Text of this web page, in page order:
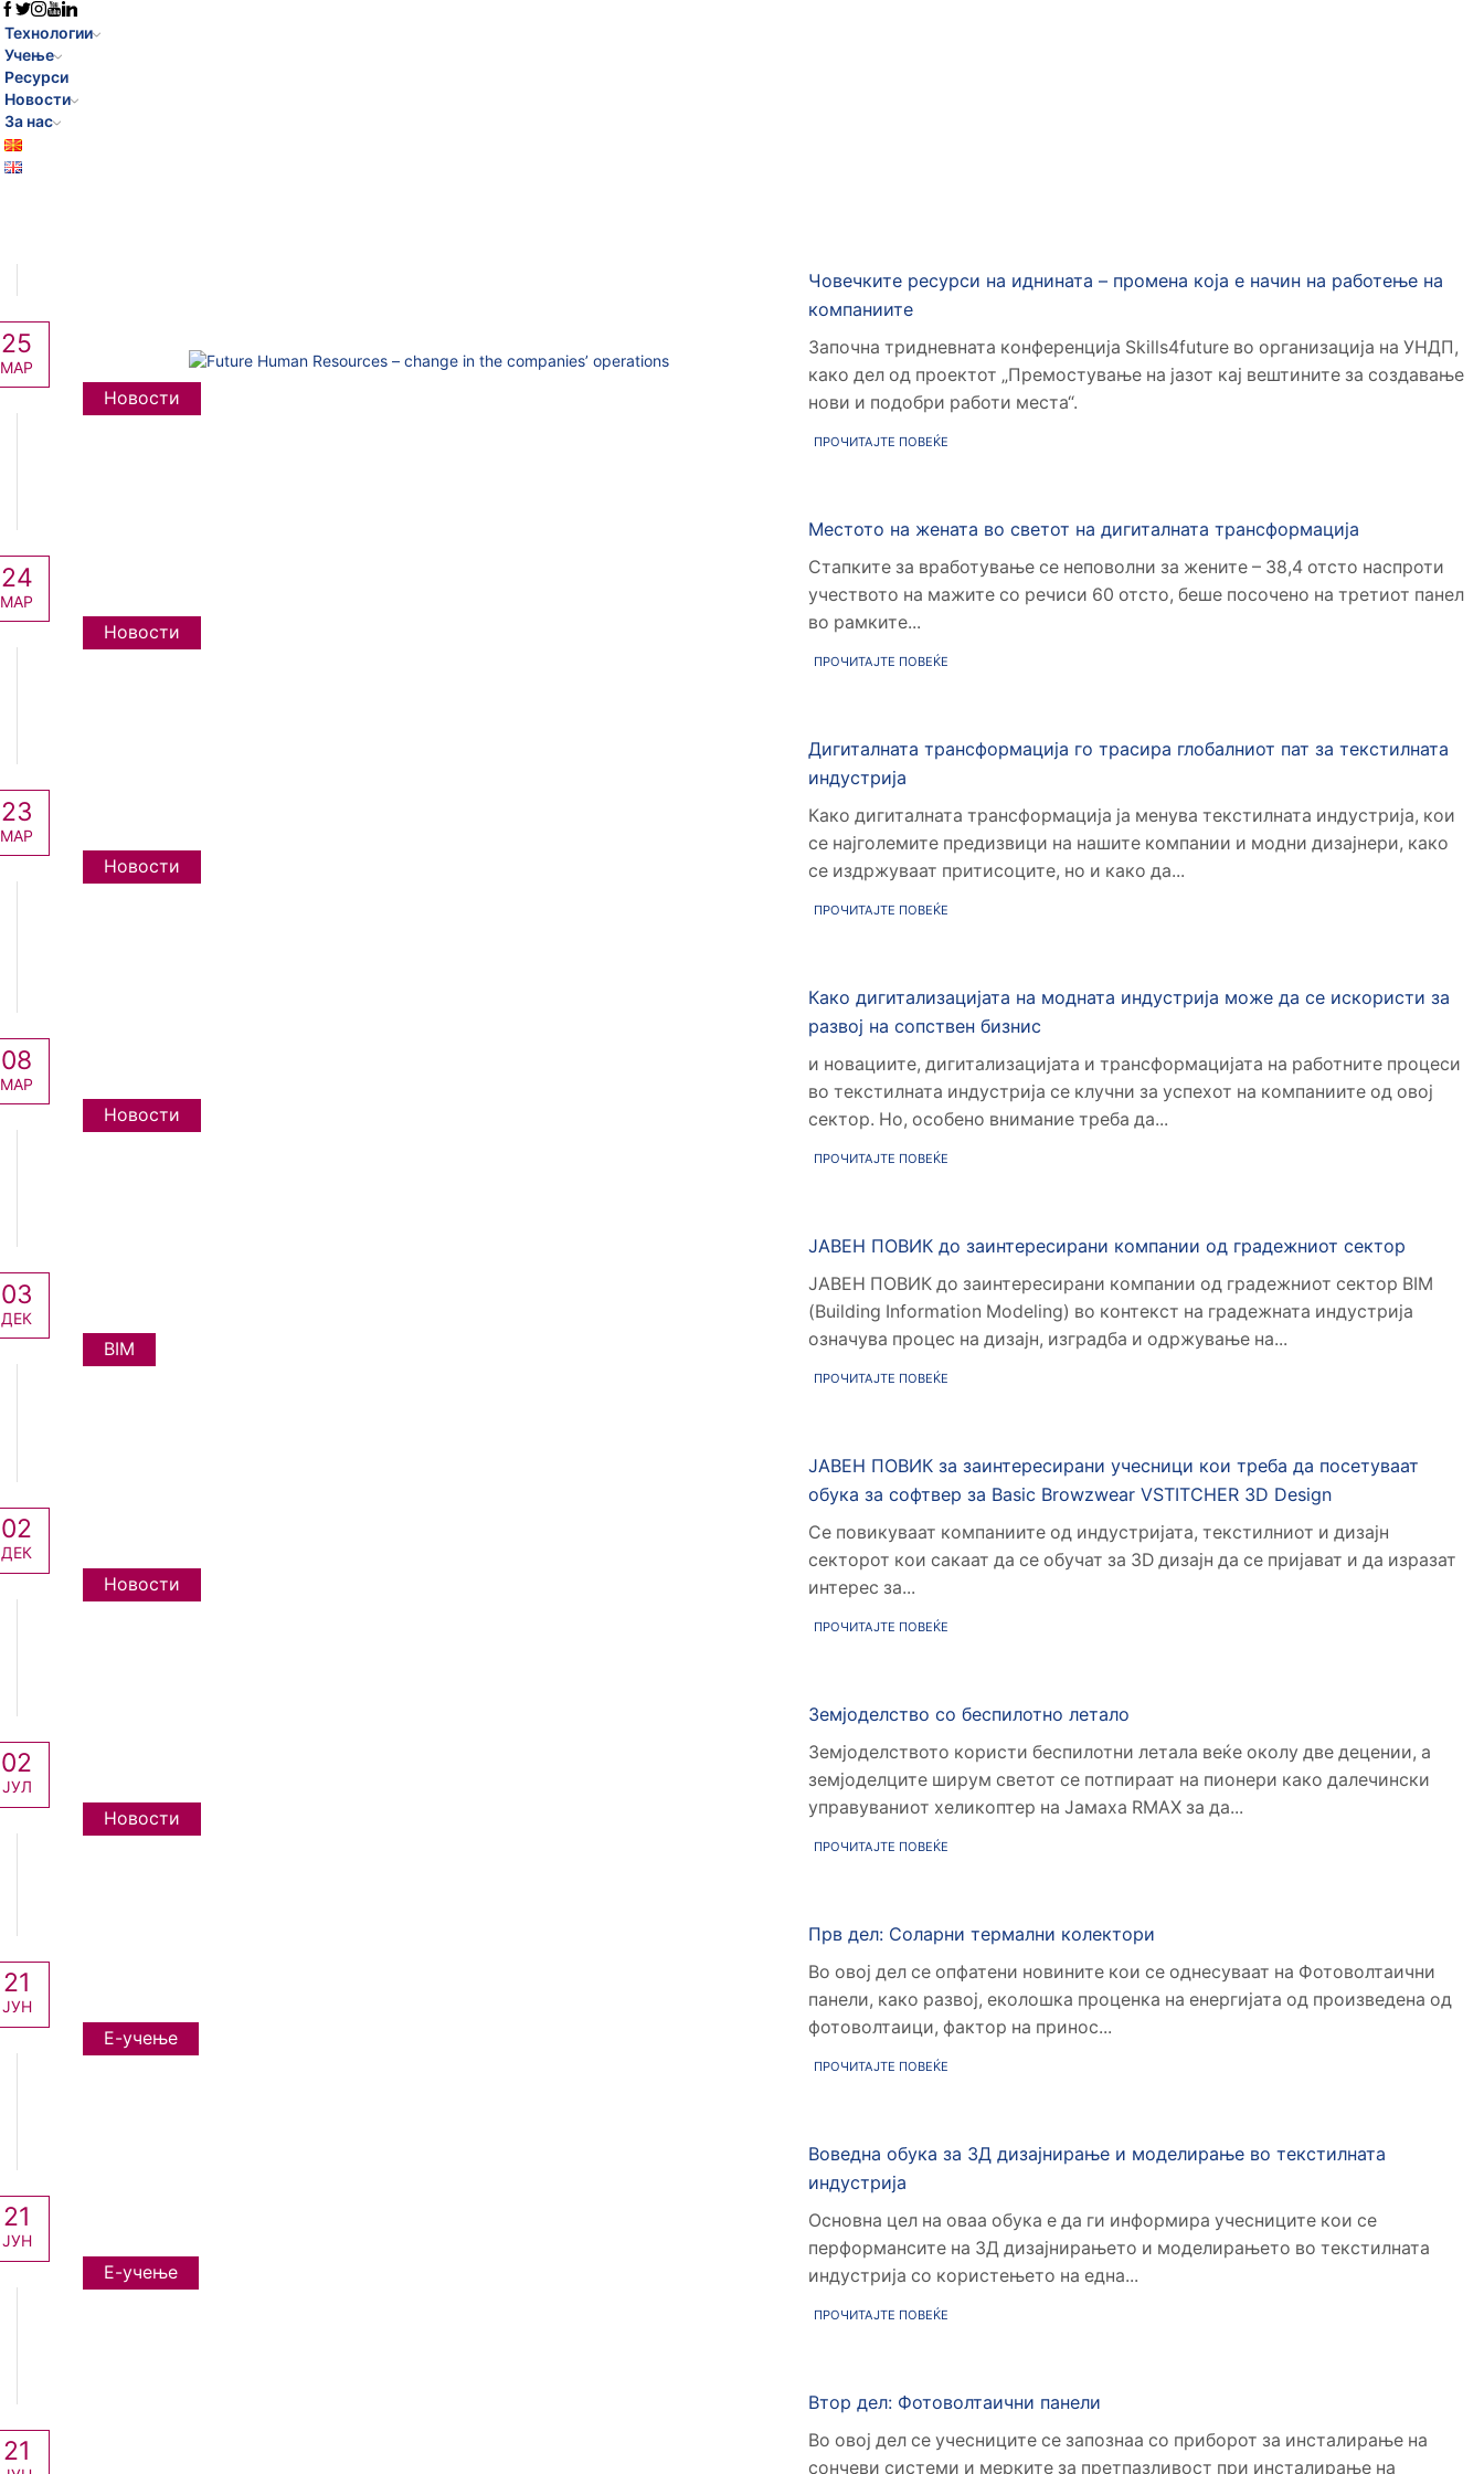
Технологии
Учење
Ресурси
Новости
За нас
Новости
Човечките ресурси на иднината – промена која е начин на работење на
компаниите
Започна тридневната конференција Skills4future во организација на УНДП,
како дел од проектот „Премостување на јазот кај вештините за создавање
нови и подобри работи места“.
ПРОЧИТАЈТЕ ПОВЕЌЕ
25
МАР
Новости
Местото на жената во светот на дигиталната трансформација
Стапките за вработување се неповолни за жените – 38,4 отсто наспроти
учеството на мажите со речиси 60 отсто, беше посочено на третиот панел
во рамките...
ПРОЧИТАЈТЕ ПОВЕЌЕ
24
МАР
Новости
Дигиталната трансформација го трасира глобалниот пат за текстилната
индустрија
Како дигиталната трансформација ја менува текстилната индустрија, кои
се најголемите предизвици на нашите компании и модни дизајнери, како
се издржуваат притисоците, но и како да...
ПРОЧИТАЈТЕ ПОВЕЌЕ
23
МАР
Новости
Како дигитализацијата на модната индустрија може да се искористи за
развој на сопствен бизнис
и новациите, дигитализацијата и трансформацијата на работните процеси
во текстилната индустрија се клучни за успехот на компаниите од овој
сектор. Но, особено внимание треба да...
ПРОЧИТАЈТЕ ПОВЕЌЕ
08
МАР
BIM
ЈАВЕН ПОВИК до заинтересирани компании од градежниот сектор
ЈАВЕН ПОВИК до заинтересирани компании од градежниот сектор BIM
(Building Information Modeling) во контекст на градежната индустрија
означува процес на дизајн, изградба и одржување на...
ПРОЧИТАЈТЕ ПОВЕЌЕ
03
ДЕК
Новости
ЈАВЕН ПОВИК за заинтересирани учесници кои треба да посетуваат
обука за софтвер за Basic Browzwear VSTITCHER 3D Design
Се повикуваат компаниите од индустријата, текстилниот и дизајн
секторот кои сакаат да се обучат за 3D дизајн да се пријават и да изразат
интерес за...
ПРОЧИТАЈТЕ ПОВЕЌЕ
02
ДЕК
Новости
Земјоделство со беспилотно летало
Земјоделството користи беспилотни летала веќе околу две децении, а
земјоделците ширум светот се потпираат на пионери како далечински
управуваниот хеликоптер на Јамаха RMAX за да...
ПРОЧИТАЈТЕ ПОВЕЌЕ
02
ЈУЛ
Е-учење
Прв дел: Соларни термални колектори
Во овој дел се опфатени новините кои се однесуваат на Фотоволтаични
панели, како развој, еколошка проценка на енергијата од произведена од
фотоволтаици, фактор на принос...
ПРОЧИТАЈТЕ ПОВЕЌЕ
21
ЈУН
Е-учење
Воведна обука за 3Д дизајнирање и моделирање во текстилната
индустрија
Основна цел на оваа обука е да ги информира учесниците кои се
перформансите на 3Д дизајнирањето и моделирањето во текстилната
индустрија со користењето на една...
ПРОЧИТАЈТЕ ПОВЕЌЕ
21
ЈУН
Втор дел: Фотоволтаични панели
Во овој дел се учесниците се запознаа со приборот за инсталирање на
сончеви системи и мерките за претпазливост при инсталирање на
21